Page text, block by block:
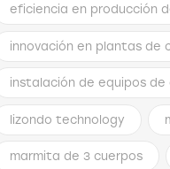
eficiencia en producción
innovación en plantas de
instalación de equipos de
lizondotechnology
marmita de 3 cuerpos